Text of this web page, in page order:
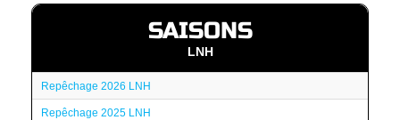
SAISONS
LNH
Repêchage 2026 LNH
Repêchage 2025 LNH